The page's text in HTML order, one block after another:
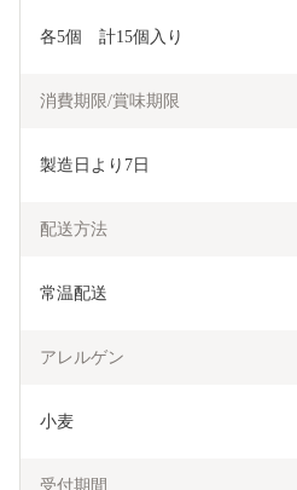
各5個　計15個入り
消費期限/賞味期限
製造日より7日
配送方法
常温配送
アレルゲン
小麦
受付期間